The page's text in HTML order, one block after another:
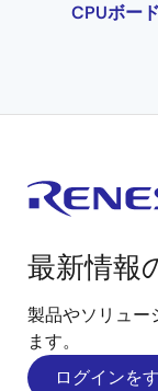
CPUボー
最新情報
製品やソリュー
ます。
ログインを